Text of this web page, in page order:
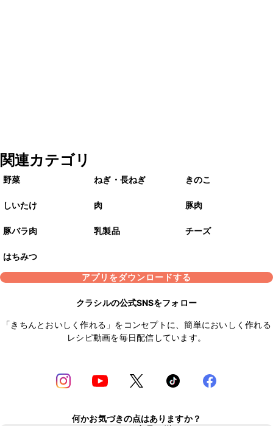
関連カテゴリ
野菜 ねぎ・長ねぎ きのこ
しいたけ 肉 豚肉
豚バラ肉 乳製品 チーズ
はちみつ
アプリをダウンロードする
クラシルの公式SNSをフォロー
「きちんとおいしく作れる」をコンセプトに、簡単においしく作れる
レシピ動画を毎日配信しています。
何かお気づきの点はありますか？